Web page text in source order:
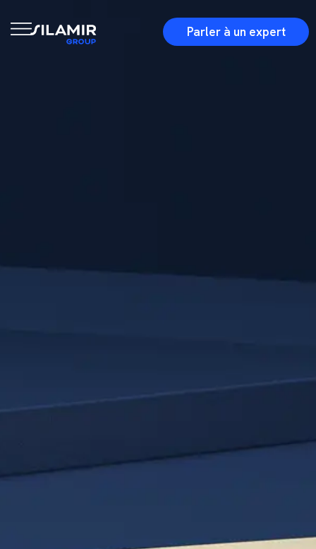
Parler à un expert